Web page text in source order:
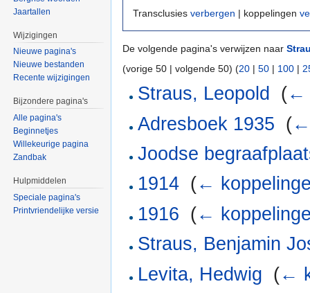
Transclusies verbergen | koppelingen
De volgende pagina's verwijzen naar
(vorige 50 | volgende 50) (20 | 50 | 100 |
Straus, Leopold (←
Adresboek 1935 (
Joodse
1914 (←
1916 (←
Straus, Benjamin
Levita, Hedwig (←
Jaartallen
Wijzigingen
Nieuwe pagina's
Nieuwe bestanden
Recente wijzigingen
Bijzondere pagina's
Alle pagina's
Beginnetjes
Willekeurige pagina
Zandbak
Hulpmiddelen
Speciale pagina's
Printvriendelijke versie